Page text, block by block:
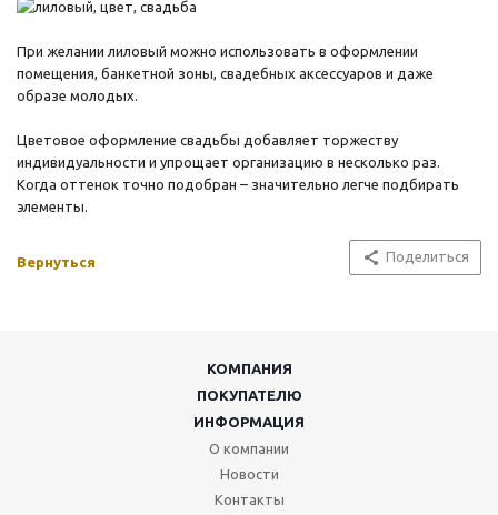
При желании лиловый можно использовать в оформлении
помещения, банкетной зоны, свадебных аксессуаров и даже
образе молодых.
Цветовое оформление свадьбы добавляет торжеству
индивидуальности и упрощает организацию в несколько раз.
Когда оттенок точно подобран – значительно легче подбирать
элементы.
Вернуться Поделиться
КОМПАНИЯ
ПОКУПАТЕЛЮ
ИНФОРМАЦИЯ
О компании
Новости
Контакты